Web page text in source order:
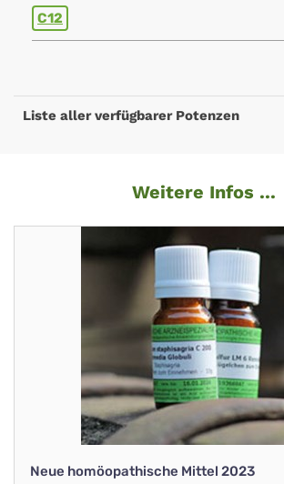
C12
Liste aller verfügbarer Potenzen
Weitere Infos ...
Neue homöopathische Mittel 2023